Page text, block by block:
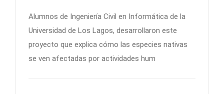
Alumnos de Ingeniería Civil en Informática de la
Universidad de Los Lagos, desarrollaron este
proyecto que explica cómo las especies nativas
se ven afectadas por actividades hum